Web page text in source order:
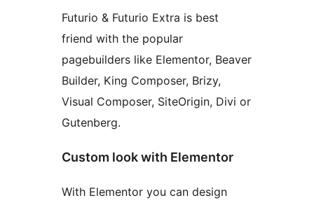
Futurio & Futurio Extra is best
friend with the popular
pagebuilders like Elementor, Beaver
Builder, King Composer, Brizy,
Visual Composer, SiteOrigin, Divi or
Gutenberg.
Custom look with Elementor
With Elementor you can design